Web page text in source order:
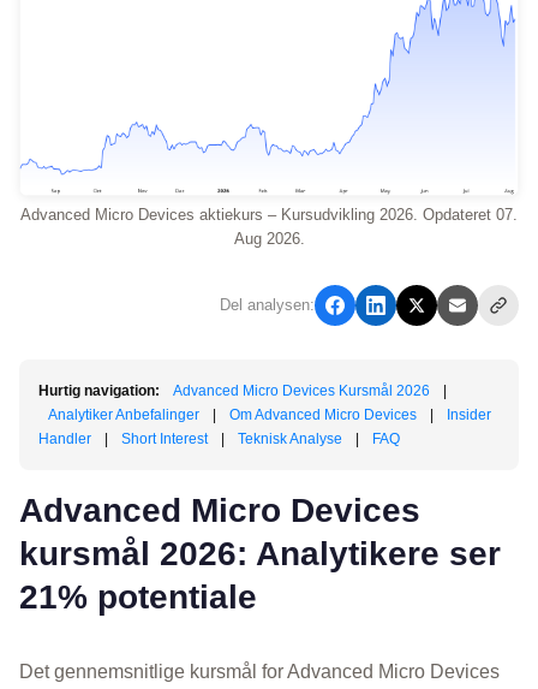
Advanced Micro Devices aktiekurs – Kursudvikling 2026. Opdateret 07.
Aug 2026.
Del analysen:
Hurtig navigation: Advanced Micro Devices Kursmål 2026
Analytiker Anbefalinger
Om Advanced Micro Devices
Insider
Handler
Short Interest Teknisk Analyse FAQ
Advanced Micro Devices
kursmål 2026: Analytikere ser
21% potentiale
Det gennemsnitlige kursmål for Advanced Micro Devices